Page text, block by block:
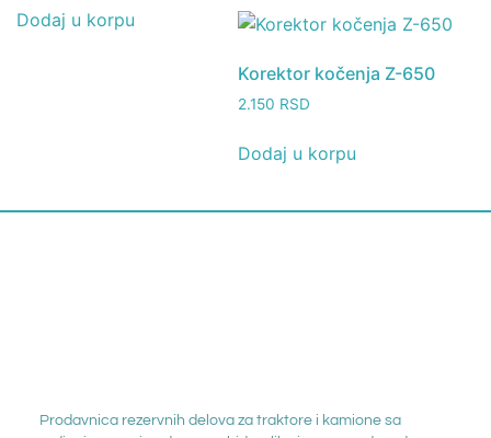
Dodaj u korpu
Korektor kočenja Z-650
2.150 RSD
Dodaj u korpu
Prodavnica rezervnih delova za traktore i kamione sa